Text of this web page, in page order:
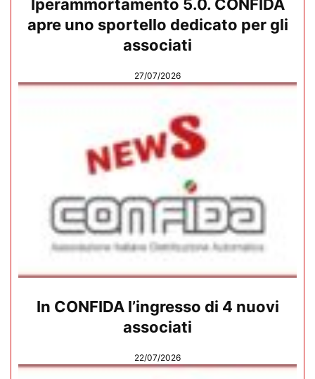
Iperammortamento 5.0. CONFIDA
apre uno sportello dedicato per gli
associati
27/07/2026
In CONFIDA l’ingresso di 4 nuovi
associati
22/07/2026